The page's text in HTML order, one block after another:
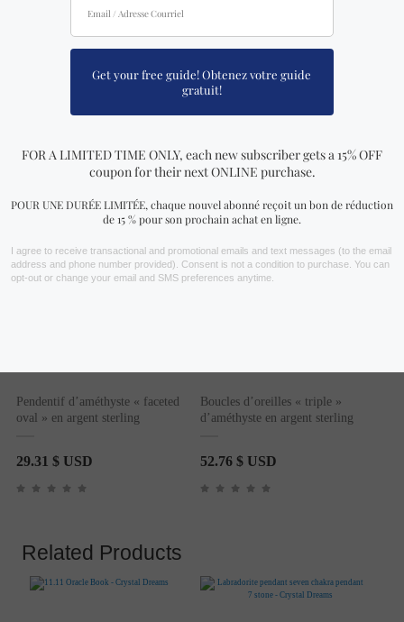
stone » d’améthyste en argent
cabochon » d’améthyste en
argent sterling
Pendentif d’améthyste « faceted
oval » en argent sterling
29.31 $ USD
Boucles d’oreilles « triple »
d’améthyste en argent sterling
52.76 $ USD
Related Products